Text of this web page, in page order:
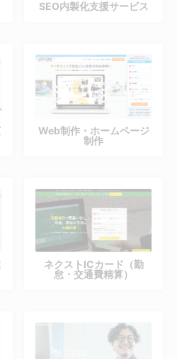
SEO内製化支援サービス
Web制作・ホームページ
制作
ネクストICカード（勤
怠・交通費精算）